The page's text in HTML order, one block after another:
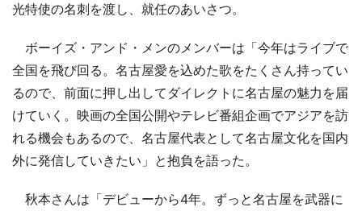
光特使の名刺を渡し、就任のあいさつ。
ボーイズ・アンド・メンのメンバーは「今年はライブで
全国を飛び回る。名古屋愛を込めた歌をたくさん持ってい
るので、前面に押し出してダイレクトに名古屋の魅力を届
けていく。映画の全国公開やテレビ番組企画でアジアを訪
れる機会もあるので、名古屋代表として名古屋文化を国内
外に発信していきたい」と抱負を語った。
秋本さんは「デビューから4年。ずっと名古屋を武器に